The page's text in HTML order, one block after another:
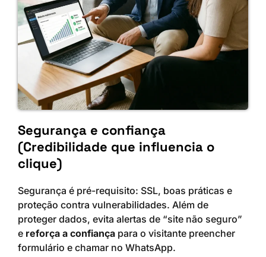
Segurança e confiança
(Credibilidade que influencia o
clique)
Segurança é pré-requisito: SSL, boas práticas e
proteção contra vulnerabilidades. Além de
proteger dados, evita alertas de “site não seguro”
e reforça a confiança para o visitante preencher
formulário e chamar no WhatsApp.